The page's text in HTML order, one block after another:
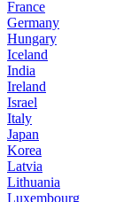
France
Germany
Hungary
Iceland
India
Ireland
Israel
Italy
Japan
Korea
Latvia
Lithuania
Luxembourg